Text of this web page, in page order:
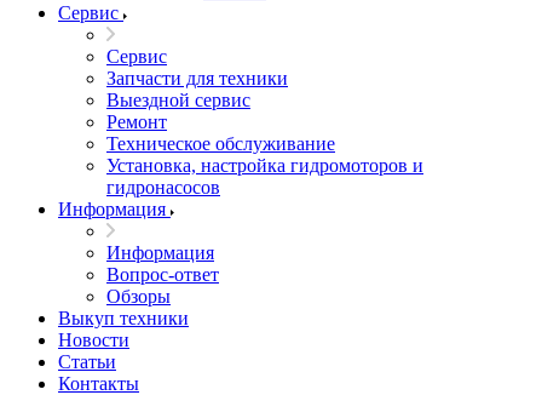
Сервис
Сервис
Запчасти для техники
Выездной сервис
Ремонт
Техническое обслуживание
Установка, настройка гидромоторов и
гидронасосов
Информация
Информация
Вопрос-ответ
Обзоры
Выкуп техники
Новости
Статьи
Контакты